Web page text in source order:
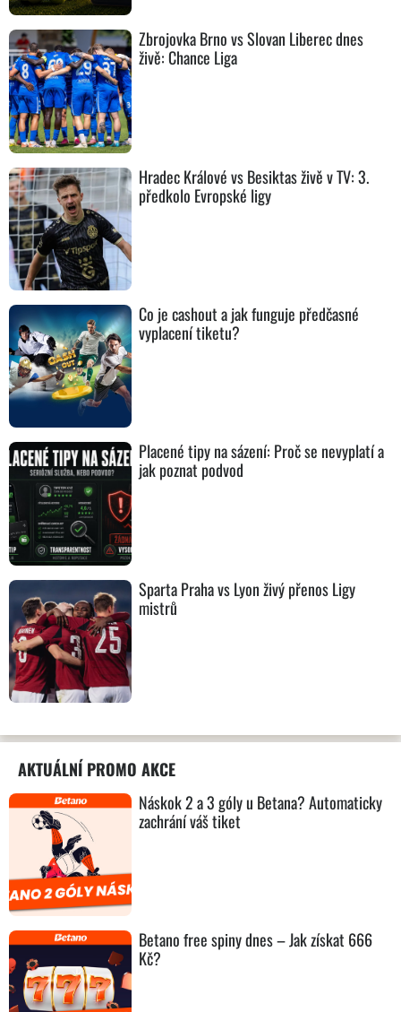
Zbrojovka Brno vs Slovan Liberec dnes
živě: Chance Liga
Hradec Králové vs Besiktas živě v TV: 3.
předkolo Evropské ligy
Co je cashout a jak funguje předčasné
vyplacení tiketu?
Placené tipy na sázení: Proč se nevyplatí a
jak poznat podvod
Sparta Praha vs Lyon živý přenos Ligy
mistrů
AKTUÁLNÍ PROMO AKCE
Náskok 2 a 3 góly u Betana? Automaticky
zachrání váš tiket
Betano free spiny dnes – Jak získat 666
Kč?